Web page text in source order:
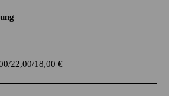
22,00 18,00 €